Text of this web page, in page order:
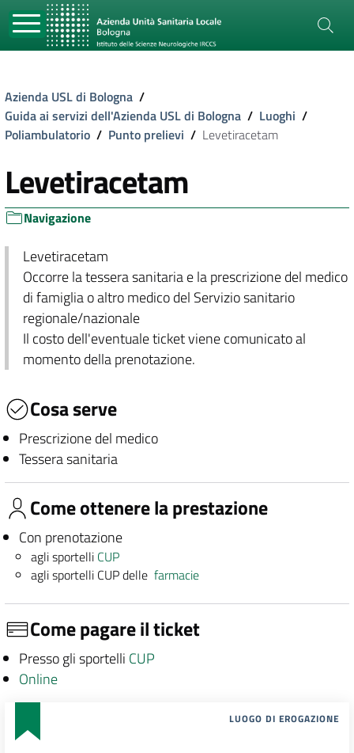
Azienda USL di Bologna /
Guida ai servizi dell'Azienda USL di Bologna / Luoghi /
Poliambulatorio / Punto prelievi / Levetiracetam
Levetiracetam
Navigazione
Levetiracetam
Occorre la tessera sanitaria e la prescrizione del medico
di famiglia o altro medico del Servizio sanitario
regionale/nazionale
Il costo dell'eventuale ticket viene comunicato al
momento della prenotazione.
Cosa serve
Prescrizione del medico
Tessera sanitaria
Come ottenere la prestazione
Con prenotazione
agli sportelli CUP
agli sportelli CUP dellefarmacie
Come pagare il ticket
Presso gli sportelli CUP
Online
LUOGO DI EROGAZIONE